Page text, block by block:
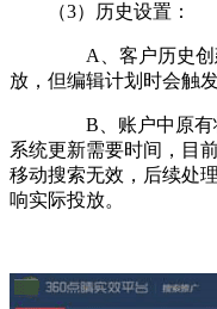
（3）历史设置：
A、客户历史创
放，但编辑计划时会触
B、账户中原有
系统更新需要时间，目
移动搜索无效，后续处
响实际投放。